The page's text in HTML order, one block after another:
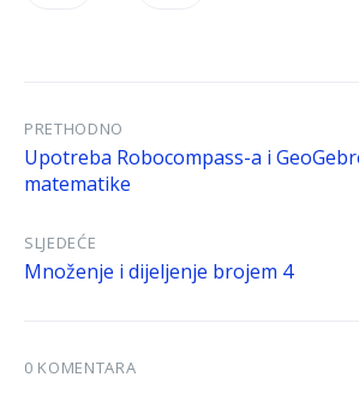
PRETHODNO
Upotreba Robocompass-a i
matematike
SLJEDEĆE
Množenje i dijeljenje brojem 4
0 KOMENTARA